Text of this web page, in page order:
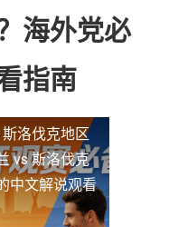
海外党必
指南
洛伐克地区
vs 斯洛伐克
中文解说观看